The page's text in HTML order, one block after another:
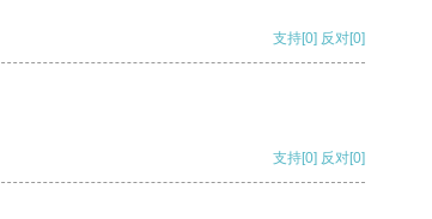
支持[0] 反对[0]
支持[0] 反对[0]